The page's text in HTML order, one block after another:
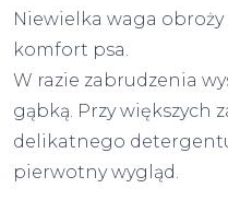
Niewielka waga
komfort psa.
W razie zabrudzenia
gąbką. Przy większych
delikatnego
pierwotny wygląd.